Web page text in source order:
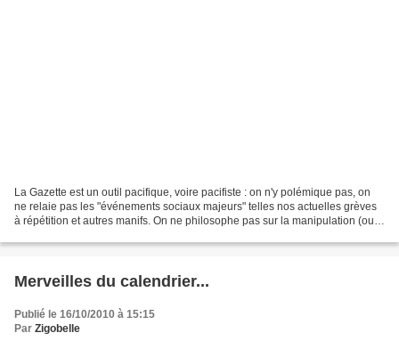
La Gazette est un outil pacifique, voire pacifiste : on n'y polémique pas, on
ne relaie pas les "événements sociaux majeurs" telles nos actuelles grèves
à répétition et autres manifs. On ne philosophe pas sur la manipulation (ou
Merveilles du calendrier...
Publié le 16/10/2010 à 15:15
Par Zigobelle